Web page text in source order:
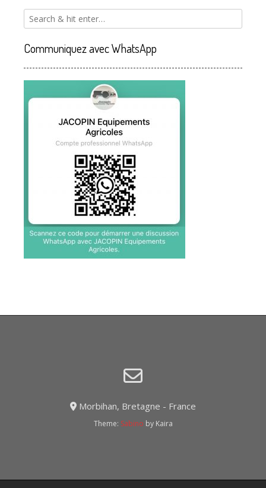
Communiquez avec WhatsApp
Morbihan, Bretagne - France
Theme: Sabino by Kaira